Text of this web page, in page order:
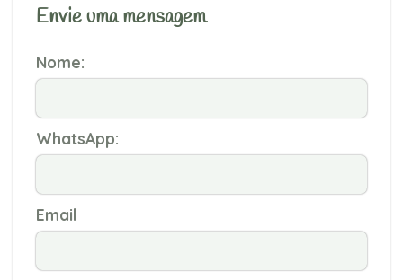
Envie uma mensagem
Nome:
WhatsApp:
Email